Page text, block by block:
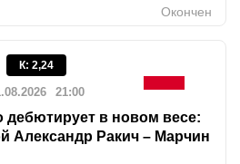
Окончен
К: 2,24
21:00
в новом весе:
Александр Ракич – Марчин